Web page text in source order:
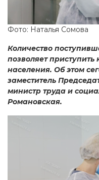
Фото: Наталья Сомова
Количество
позволяет
населения. Об этом
заместитель
министр труда и
Романовская.